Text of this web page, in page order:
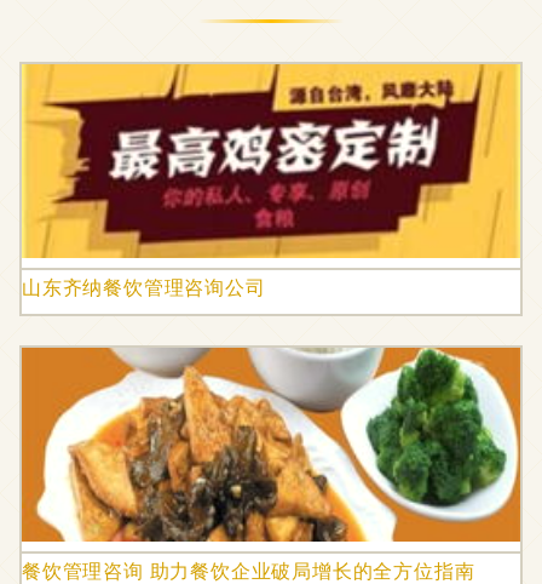
山东齐纳餐饮管理咨询公司
餐饮管理咨询 助力餐饮企业破局增长的全方位指南